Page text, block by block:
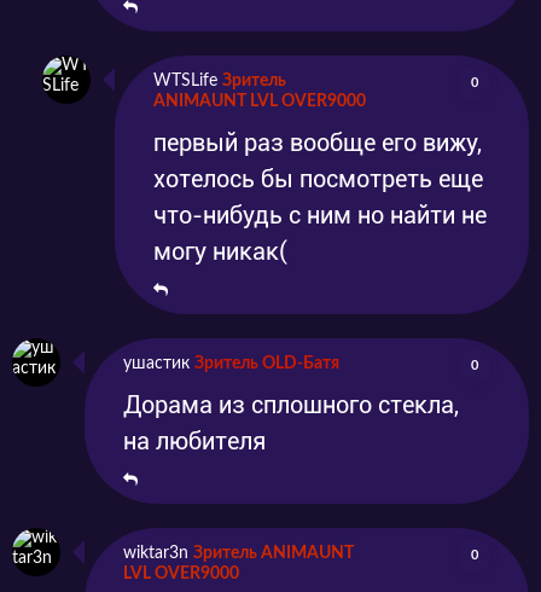
WTSLife Зритель
ANIMAUNT LVL OVER9000
0
первый раз вообще его вижу,
хотелось бы посмотреть еще
что-нибудь с ним но найти не
могу никак(
ушастик Зритель OLD-Батя 0
Дорама из сплошного стекла,
на любителя
wiktar3n Зритель ANIMAUNT
LVL OVER9000
0